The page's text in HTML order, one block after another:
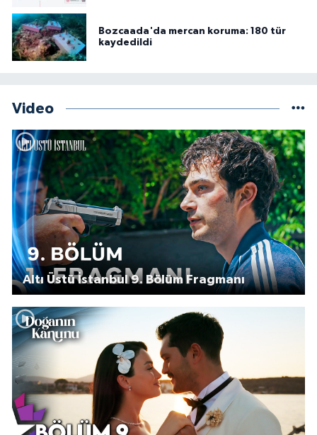
Bozcaada'da mercan koruma: 180 tür
kaydedildi
Video
Altı Üstü İstanbul 9. Bölüm Fragmanı